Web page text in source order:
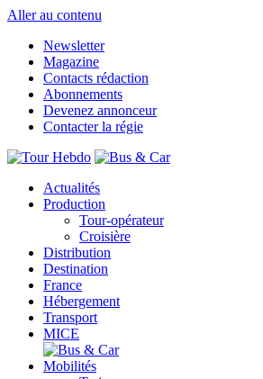
Aller au contenu
Newsletter
Magazine
Contacts rédaction
Abonnements
Devenez annonceur
Contacter la régie
Actualités
Production
Tour-opérateur
Croisière
Distribution
Destination
France
Hébergement
Transport
MICE
Mobilités